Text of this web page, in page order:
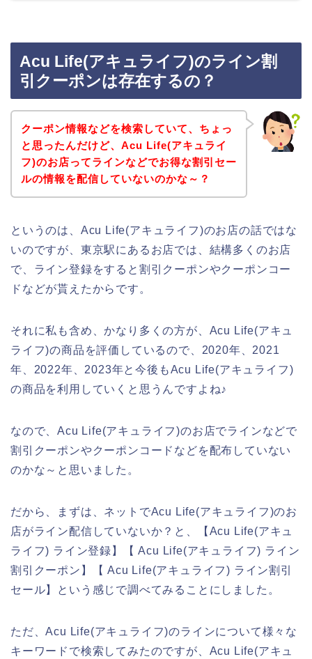
Acu Life(アキュライフ)のライン割
引クーポンは存在するの？
クーポン情報などを検索していて、ちょっ
と思ったんだけど、Acu Life(アキュライ
フ)のお店ってラインなどでお得な割引セー
ルの情報を配信していないのかな～？
というのは、Acu Life(アキュライフ)のお店の話ではな
いのですが、東京駅にあるお店では、結構多くのお店
で、ライン登録をすると割引クーポンやクーポンコー
ドなどが貰えたからです。
それに私も含め、かなり多くの方が、Acu Life(アキュ
ライフ)の商品を評価しているので、2020年、2021
年、2022年、2023年と今後もAcu Life(アキュライフ)
の商品を利用していくと思うんですよね♪
なので、Acu Life(アキュライフ)のお店でラインなどで
割引クーポンやクーポンコードなどを配布していない
のかな～と思いました。
だから、まずは、ネットでAcu Life(アキュライフ)のお
店がライン配信していないか？と、【Acu Life(アキュ
ライフ) ライン登録】【 Acu Life(アキュライフ) ライン
割引クーポン】【 Acu Life(アキュライフ) ライン割引
セール】という感じで調べてみることにしました。
ただ、Acu Life(アキュライフ)のラインについて様々な
キーワードで検索してみたのですが、Acu Life(アキュ